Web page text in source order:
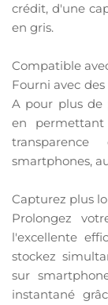
crédit, d'une
en gris.
Compatible
Fourni avec
A pour plus de
en
smartphones,
Capturez plus
Prolongez
l'excellente
stockez
sur
instantané